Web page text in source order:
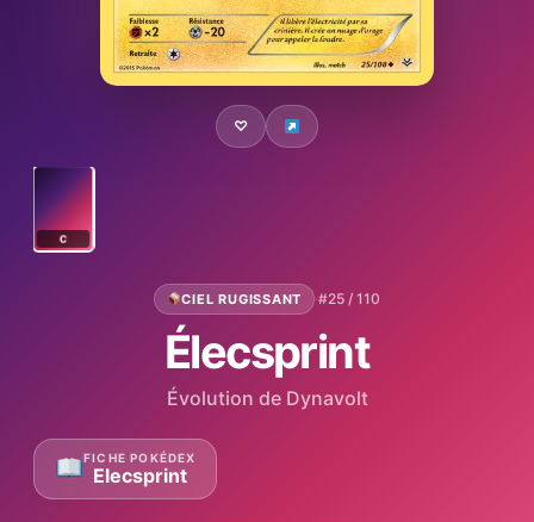
♡
C
CIEL RUGISSANT ·#25 / 110
Élecsprint
Évolution de Dynavolt
FICHE POKÉDEX
Elecsprint